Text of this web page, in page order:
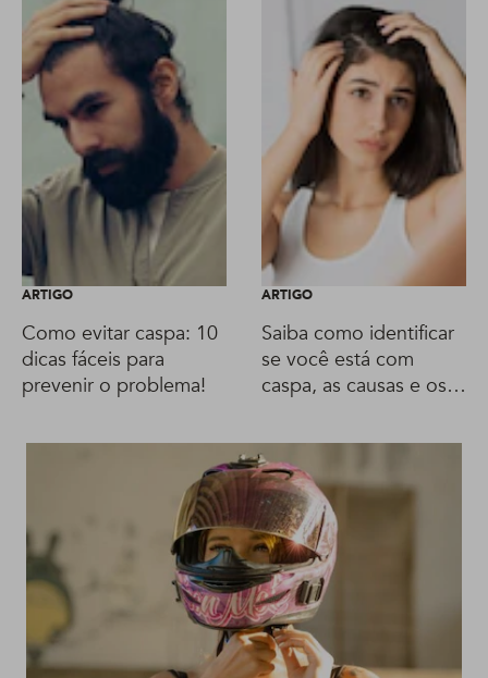
ARTIGO
Como evitar caspa: 10
dicas fáceis para
prevenir o problema!
ARTIGO
Saiba como identificar
se você está com
caspa, as causas e os
recomendados